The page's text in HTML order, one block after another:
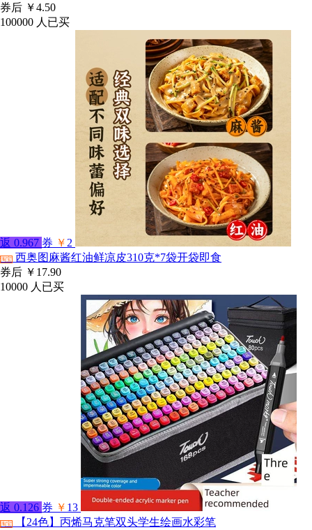
券后 ￥4.50
100000 人已买
返 0.967 券 ￥ 2
淘宝 西奥图麻酱红油鲜凉皮310克*7袋开袋即食
券后 ￥17.90
10000 人已买
返 0.126 券 ￥ 13
淘宝
【24色】丙烯马克笔双头学生绘画水彩笔